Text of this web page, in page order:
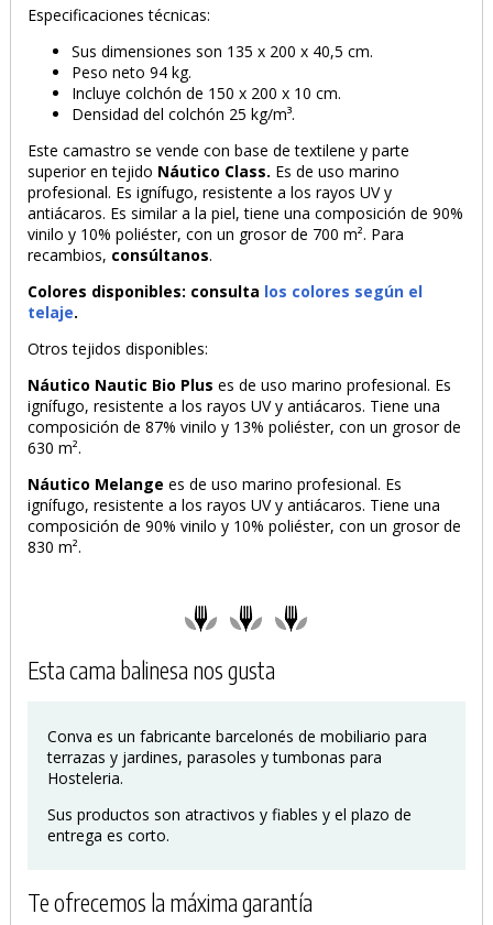
PRODUCTO AÑADIDO AL CARRITO
Especificaciones técnicas:
Sus dimensiones son 135 x 200 x 40,5 cm.
Peso neto 94 kg.
Incluye colchón de 150 x 200 x 10 cm.
Densidad del colchón 25 kg/m³.
Este camastro se vende con base de textilene y parte
superior en tejido Náutico Class. Es de uso marino
profesional. Es ignífugo, resistente a los rayos UV y
antiácaros. Es similar a la piel, tiene una composición de 90%
vinilo y 10% poliéster, con un grosor de 700 m². Para
recambios, consúltanos.
Colores disponibles: consulta los colores según el
telaje.
Otros tejidos disponibles:
Náutico Nautic Bio Pluses de uso marino profesional. Es
ignífugo, resistente a los rayos UV y antiácaros. Tiene una
composición de 87% vinilo y 13% poliéster, con un grosor de
630 m².
Náutico Melangees de uso marino profesional. Es
ignífugo, resistente a los rayos UV y antiácaros. Tiene una
composición de 90% vinilo y 10% poliéster, con un grosor de
830 m².
Esta cama balinesa nos gusta
Conva es un fabricante barcelonés de mobiliario para
terrazas y jardines, parasoles y tumbonas para
Hosteleria.
Sus productos son atractivos y fiables y el plazo de
entrega es corto.
Te ofrecemos la máxima garantía